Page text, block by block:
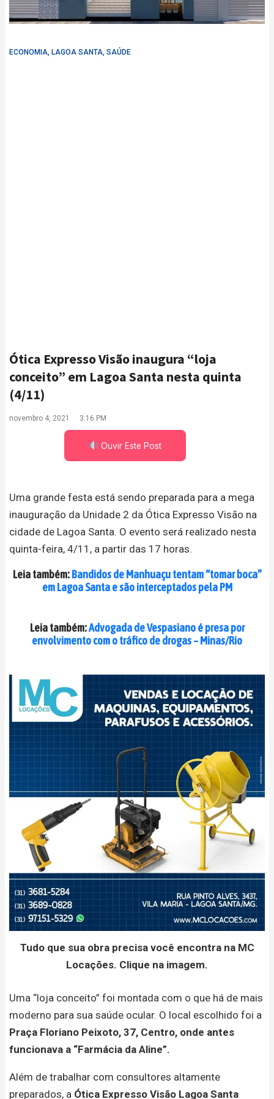
ECONOMIA, LAGOA SANTA, SAÚDE
Ótica Expresso Visão inaugura “loja
conceito” em Lagoa Santa nesta quinta
(4/11)
novembro 4, 2021 3:16 PM
Ouvir Este Post
Uma grande festa está sendo preparada para a mega
inauguração da Unidade 2 da Ótica Expresso Visão na
cidade de Lagoa Santa. O evento será realizado nesta
quinta-feira, 4/11, a partir das 17 horas.
Leia também:Bandidos de Manhuaçu tentam “tomar boca”
em Lagoa Santa e são interceptados pela PM
Leia também:Advogada de Vespasiano é presa por
envolvimento com o tráfico de drogas – Minas/Rio
Tudo que sua obra precisa você encontra na MC
Locações. Clique na imagem.
Uma “loja conceito” foi montada com o que há de mais
moderno para sua saúde ocular. O local escolhido foi a
Praça Floriano Peixoto, 37, Centro, onde antes
funcionava a “Farmácia da Aline”.
Além de trabalhar com consultores altamente
preparados, a Ótica Expresso Visão Lagoa Santa